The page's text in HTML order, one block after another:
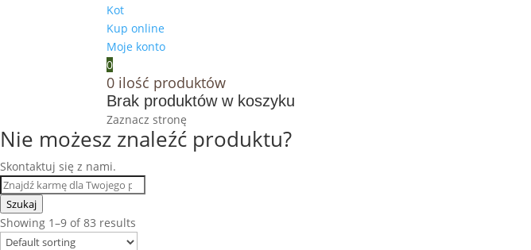
Kot
Kup online
Moje konto
0
0 ilość produktów
Brak produktów w koszyku
Zaznacz stronę
Nie możesz znaleźć produktu?
Skontaktuj się z nami.
Szukaj
Showing 1–9 of 83 results